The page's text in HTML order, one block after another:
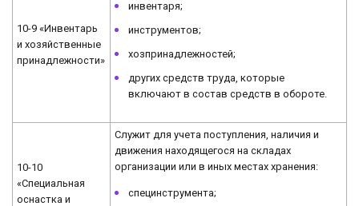
10-9 «Инвентарь
и хозяйственные
принадлежности»
инвентаря;
инструментов;
хозпринадлежностей;
других средств труда, которые
включают в состав средств в обороте.
10-10
«Специальная
оснастка и
Служит для учета поступления, наличия и
движения находящегося на складах
организации или в иных местах хранения:
специнструмента;